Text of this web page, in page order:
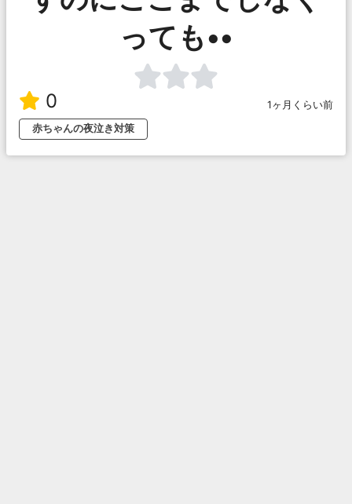
っても••
0
1ヶ月くらい前
赤ちゃんの夜泣き対策